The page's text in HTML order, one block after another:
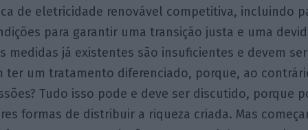
de eletricidade renovável competitiva, incluindo
para garantir uma transição justa e uma
medidas já existentes são insuficientes e devem
ter um tratamento diferenciado, porque, ao
Tudo isso pode e deve ser discutido, porque
formas de distribuir a riqueza criada. Mas